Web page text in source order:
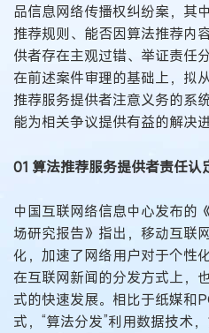
品信息网络传播权纠纷案，其
推荐规则、能否因算法推荐内
供者存在主观过错、举证责任
在前述案件审理的基础上，拟
推荐服务提供者注意义务的系
能为相关争议提供有益的解决进
01 算法推荐服务提供者责任认
中国互联网络信息中心发布的
场研究报告》指出，移动互联
化，加速了网络用户对于个性
在互联网新闻的分发方式上，
式的快速发展。相比于纸媒和
式，“算法分发”利用数据技术